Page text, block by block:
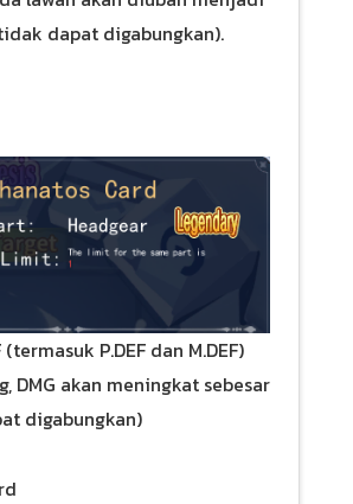
dapat digabungkan).
P.DEF dan M.DEF)
DMG akan meningkat sebesar
digabungkan)